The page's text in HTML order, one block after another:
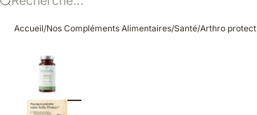
Recherche...
Accueil/Nos Compléments Alimentaires/Santé/Arthro protect